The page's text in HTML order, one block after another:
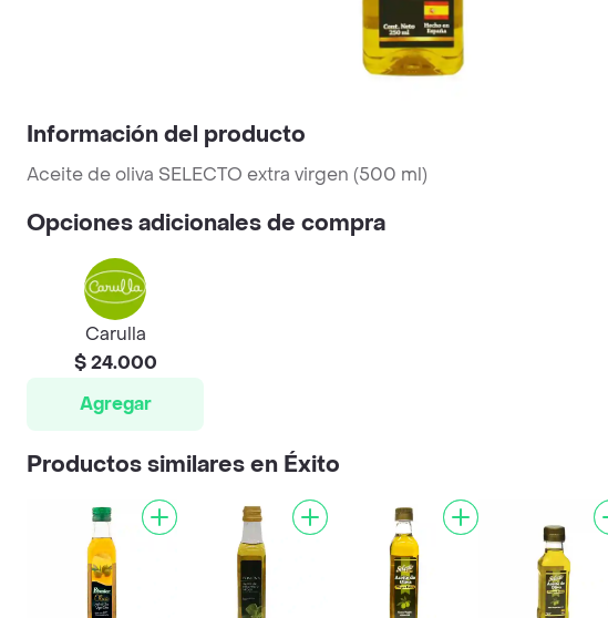
Información del producto
Aceite de oliva SELECTO extra virgen (500 ml)
Opciones adicionales de compra
Carulla
$ 24.000
Agregar
Productos similares en Éxito